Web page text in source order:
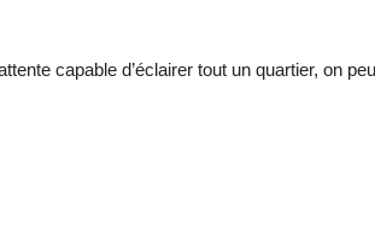
capable d’éclairer tout un quartier, on